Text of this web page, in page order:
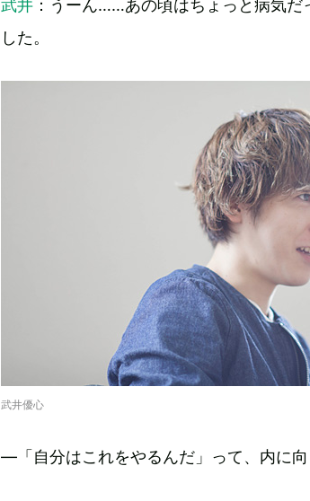
武井 ：うーん……あの頃はちょっと病気
した。
武井優心
―「自分はこれをやるんだ」って、内に向